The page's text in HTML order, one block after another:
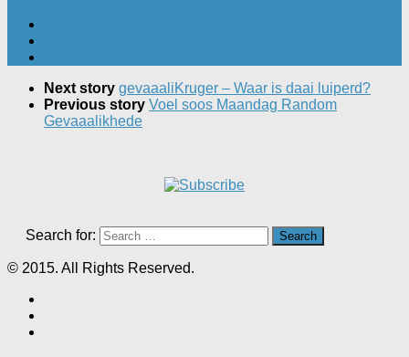
Next story gevaaaliKruger – Waar is daai luiperd?
Previous story Voel soos Maandag Random
Gevaaalikhede
Search for:
© 2015. All Rights Reserved.